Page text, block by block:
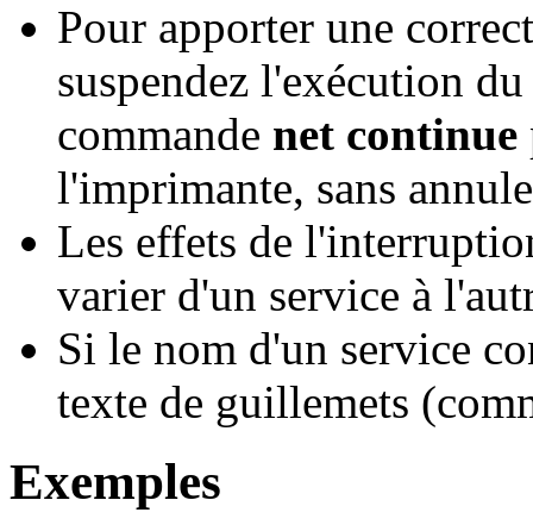
Pour apporter une
suspendez l'exécution
commande net continue
l'imprimante, sans
Les effets de
varier d'un service à
Si le nom d'un service
texte de guillemets
Exemples